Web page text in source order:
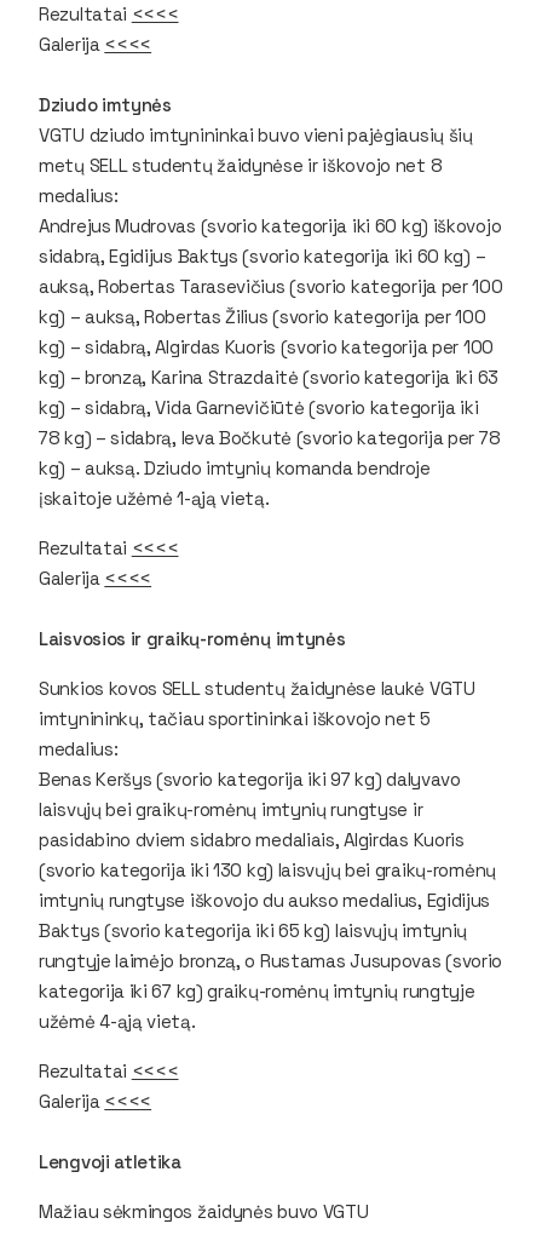
Rezultatai <<<<
Galerija <<<<
Dziudo imtynės
VGTU dziudo imtynininkai buvo vieni pajėgiausių šių
metų SELL studentų žaidynėse ir iškovojo net 8
medalius:
Andrejus Mudrovas (svorio kategorija iki 60 kg) iškovojo
sidabrą, Egidijus Baktys (svorio kategorija iki 60 kg) –
auksą, Robertas Tarasevičius (svorio kategorija per 100
kg) – auksą, Robertas Žilius (svorio kategorija per 100
kg) – sidabrą, Algirdas Kuoris (svorio kategorija per 100
kg) – bronzą, Karina Strazdaitė (svorio kategorija iki 63
kg) – sidabrą, Vida Garnevičiūtė (svorio kategorija iki
78 kg) – sidabrą, Ieva Bočkutė (svorio kategorija per 78
kg) – auksą. Dziudo imtynių komanda bendroje
įskaitoje užėmė 1-ąją vietą.
Rezultatai <<<<
Galerija <<<<
Laisvosios ir graikų-romėnų imtynės
Sunkios kovos SELL studentų žaidynėse laukė VGTU
imtynininkų, tačiau sportininkai iškovojo net 5
medalius:
Benas Keršys (svorio kategorija iki 97 kg) dalyvavo
laisvųjų bei graikų-romėnų imtynių rungtyse ir
pasidabino dviem sidabro medaliais, Algirdas Kuoris
(svorio kategorija iki 130 kg) laisvųjų bei graikų-romėnų
imtynių rungtyse iškovojo du aukso medalius, Egidijus
Baktys (svorio kategorija iki 65 kg) laisvųjų imtynių
rungtyje laimėjo bronzą, o Rustamas Jusupovas (svorio
kategorija iki 67 kg) graikų-romėnų imtynių rungtyje
užėmė 4-ąją vietą.
Rezultatai <<<<
Galerija <<<<
Lengvoji atletika
Mažiau sėkmingos žaidynės buvo VGTU